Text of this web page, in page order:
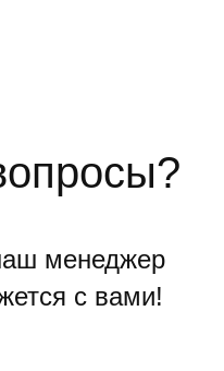
менеджер
с вами!